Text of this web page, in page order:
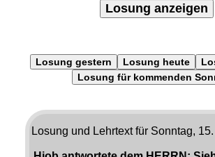
Losung anzeigen
Losung gestern Losung heute
Losung für kommenden
Losung und Lehrtext für Sonntag,